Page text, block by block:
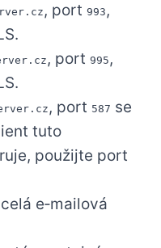
, port 993 ,
, port 995 ,
, port 587 se
tuto
použijte port
celá e‑mailová